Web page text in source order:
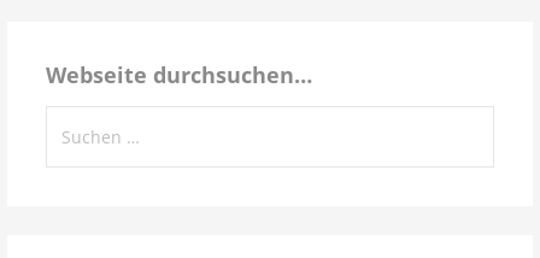
Webseite durchsuchen…
nach: